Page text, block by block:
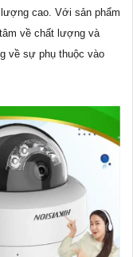
cao. Với sản phẩm
về chất lượng và
về sự phụ thuộc vào